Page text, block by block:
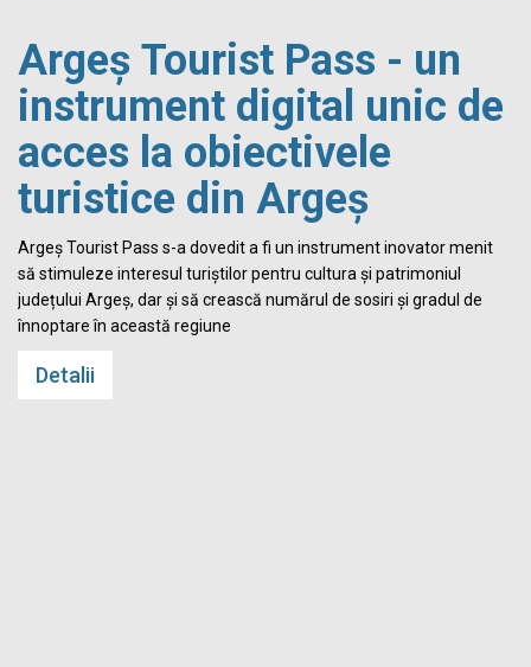
Argeș Tourist Pass - un
instrument digital unic de
acces la obiectivele
turistice din Argeș
Argeș Tourist Pass s-a dovedit a fi un instrument inovator menit
să stimuleze interesul turiștilor pentru cultura și patrimoniul
județului Argeș, dar și să crească numărul de sosiri și gradul de
înnoptare în această regiune
Detalii